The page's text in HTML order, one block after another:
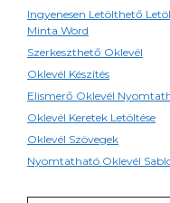
Ingyenesen Letölthető
Minta Word
Szerkeszthető Oklevél
Oklevél Készítés
Elismerő Oklevél
Oklevél Keretek Letöltése
Oklevél Szövegek
Nyomtatható Oklevél